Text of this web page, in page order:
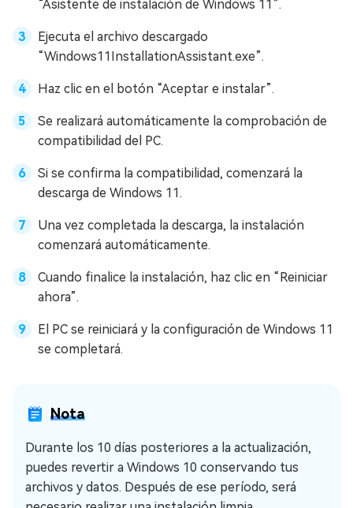
“Asistente de instalación de Windows 11”.
Ejecuta el archivo descargado
“Windows11InstallationAssistant.exe”.
Haz clic en el botón “Aceptar e instalar”.
Se realizará automáticamente la comprobación de
compatibilidad del PC.
Si se confirma la compatibilidad, comenzará la
descarga de Windows 11.
Una vez completada la descarga, la instalación
comenzará automáticamente.
Cuando finalice la instalación, haz clic en “Reiniciar
ahora”.
El PC se reiniciará y la configuración de Windows 11
se completará.
Nota
Durante los 10 días posteriores a la actualización,
puedes revertir a Windows 10 conservando tus
archivos y datos. Después de ese período, será